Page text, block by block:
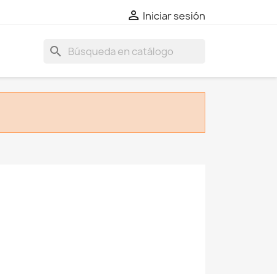
 Iniciar sesión
search